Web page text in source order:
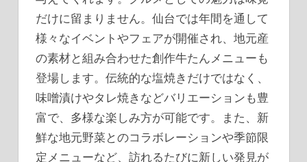
だけに留まりません。仙台では年間を通して
様々なイベントやフェアが開催され、地元産
の素材と組み合わせた創作牛たんメニューも
登場します。伝統的な塩焼きだけではなく、
味噌漬けやタレ焼きなどバリエーションも豊
富で、多様な楽しみ方が可能です。また、新
鮮な地元野菜とのコラボレーションや季節限
定メニューなど、訪れるたびに新しい発見が